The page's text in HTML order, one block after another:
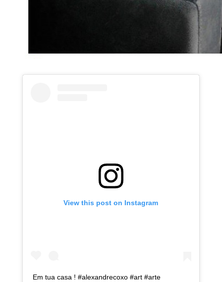
View this post on Instagram
Em tua casa ! #alexandrecoxo #art #arte